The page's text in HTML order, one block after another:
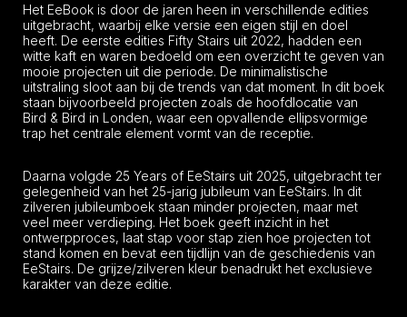
Het EeBook is door de jaren heen in verschillende edities
uitgebracht, waarbij elke versie een eigen stijl en doel
heeft. De eerste edities Fifty Stairs uit 2022, hadden een
witte kaft en waren bedoeld om een overzicht te geven van
mooie projecten uit die periode. De minimalistische
uitstraling sloot aan bij de trends van dat moment. In dit boek
staan bijvoorbeeld projecten zoals de hoofdlocatie van
Bird & Bird in Londen, waar een opvallende ellipsvormige
trap het centrale element vormt van de receptie.
Daarna volgde 25 Years of EeStairs uit 2025, uitgebracht ter
gelegenheid van het 25-jarig jubileum van EeStairs. In dit
zilveren jubileumboek staan minder projecten, maar met
veel meer verdieping. Het boek geeft inzicht in het
ontwerpproces, laat stap voor stap zien hoe projecten tot
stand komen en bevat een tijdlijn van de geschiedenis van
EeStairs. De grijze/zilveren kleur benadrukt het exclusieve
karakter van deze editie.